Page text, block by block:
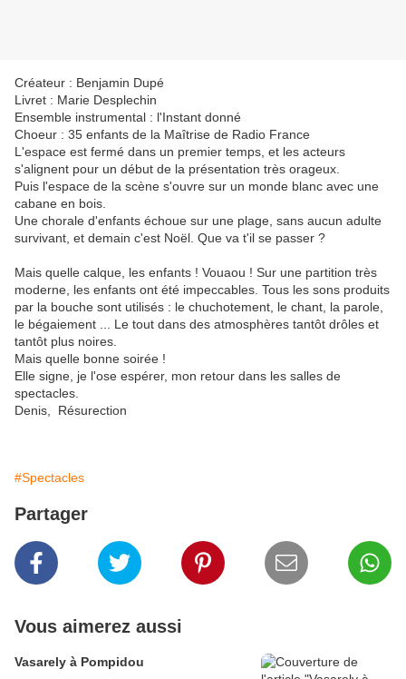
Créateur : Benjamin Dupé
Livret : Marie Desplechin
Ensemble instrumental : l'Instant donné
Choeur : 35 enfants de la Maîtrise de Radio France
L'espace est fermé dans un premier temps, et les acteurs
s'alignent pour un début de la présentation très orageux.
Puis l'espace de la scène s'ouvre sur un monde blanc avec une
cabane en bois.
Une chorale d'enfants échoue sur une plage, sans aucun adulte
survivant, et demain c'est Noël. Que va t'il se passer ?
Mais quelle calque, les enfants ! Vouaou ! Sur une partition très
moderne, les enfants ont été impeccables. Tous les sons produits
par la bouche sont utilisés : le chuchotement, le chant, la parole,
le bégaiement ... Le tout dans des atmosphères tantôt drôles et
tantôt plus noires.
Mais quelle bonne soirée !
Elle signe, je l'ose espérer, mon retour dans les salles de
spectacles.
Denis, Résurection
#Spectacles
Partager
Vous aimerez aussi
Vasarely à Pompidou